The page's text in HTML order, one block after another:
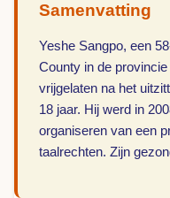
Samenvatting
Yeshe Sangpo, een
County in de
vrijgelaten na het
18 jaar. Hij werd in
organiseren van een
taalrechten. Zijn